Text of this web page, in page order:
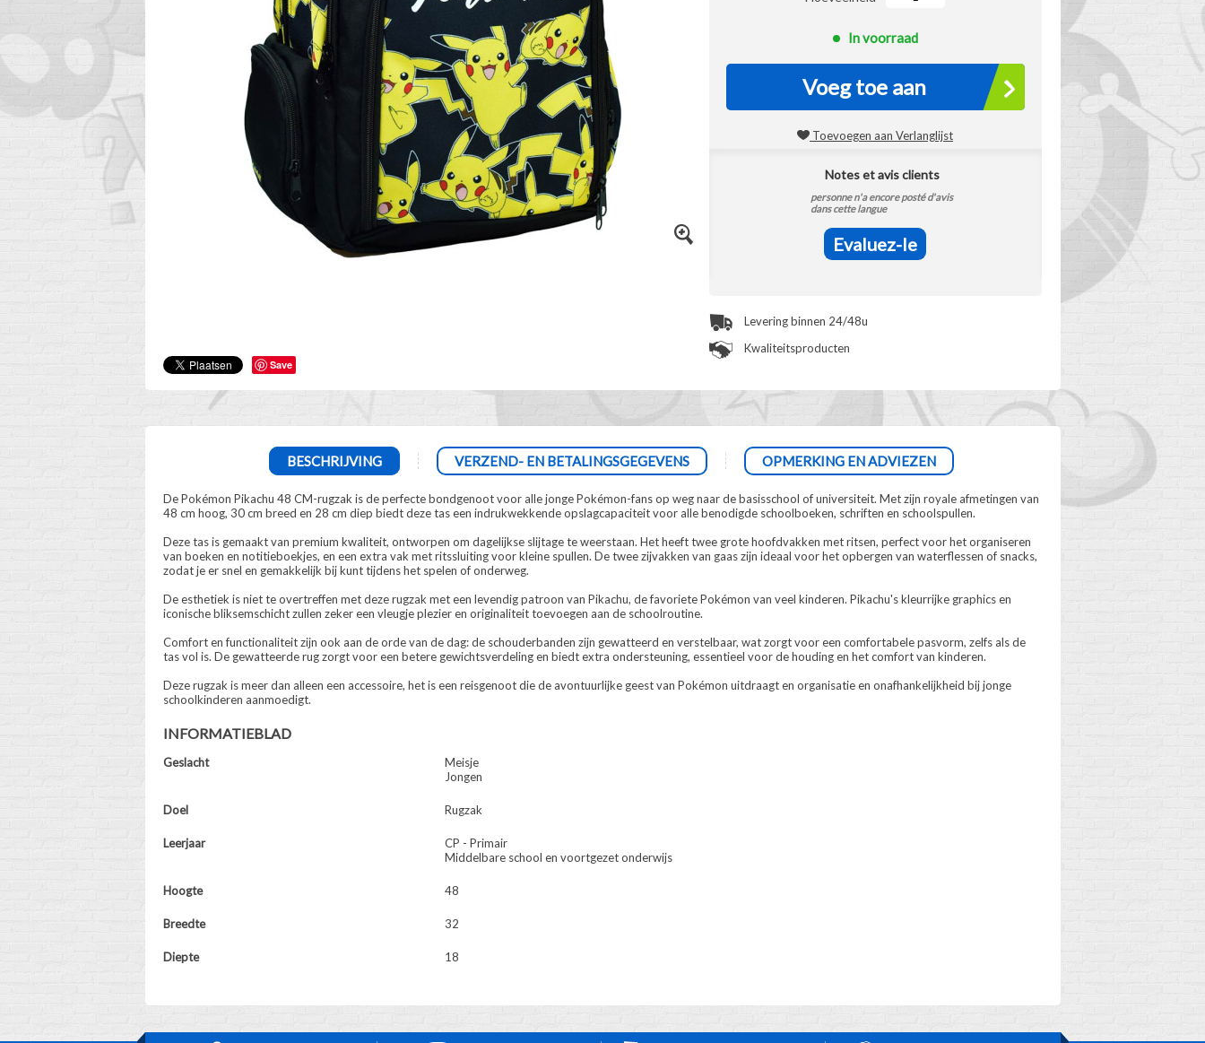
Save
In voorraad
Voeg toe aan
winkelwagen
Toevoegen aan Verlanglijst
Notes et avis clients
personne n'a encore posté d'avis
dans cette langue
Evaluez-le
Levering binnen 24/48u
Kwaliteitsproducten
BESCHRIJVING VERZEND- EN BETALINGSGEGEVENS OPMERKING EN ADVIEZEN
De Pokémon Pikachu 48 CM-rugzak is de perfecte bondgenoot voor alle jonge Pokémon-fans op weg naar de basisschool of universiteit. Met zijn royale afmetingen van
48 cm hoog, 30 cm breed en 28 cm diep biedt deze tas een indrukwekkende opslagcapaciteit voor alle benodigde schoolboeken, schriften en schoolspullen.
Deze tas is gemaakt van premium kwaliteit, ontworpen om dagelijkse slijtage te weerstaan. Het heeft twee grote hoofdvakken met ritsen, perfect voor het organiseren
van boeken en notitieboekjes, en een extra vak met ritssluiting voor kleine spullen. De twee zijvakken van gaas zijn ideaal voor het opbergen van waterflessen of snacks,
zodat je er snel en gemakkelijk bij kunt tijdens het spelen of onderweg.
De esthetiek is niet te overtreffen met deze rugzak met een levendig patroon van Pikachu, de favoriete Pokémon van veel kinderen. Pikachu's kleurrijke graphics en
iconische bliksemschicht zullen zeker een vleugje plezier en originaliteit toevoegen aan de schoolroutine.
Comfort en functionaliteit zijn ook aan de orde van de dag: de schouderbanden zijn gewatteerd en verstelbaar, wat zorgt voor een comfortabele pasvorm, zelfs als de
tas vol is. De gewatteerde rug zorgt voor een betere gewichtsverdeling en biedt extra ondersteuning, essentieel voor de houding en het comfort van kinderen.
Deze rugzak is meer dan alleen een accessoire, het is een reisgenoot die de avontuurlijke geest van Pokémon uitdraagt en organisatie en onafhankelijkheid bij jonge
schoolkinderen aanmoedigt.
INFORMATIEBLAD
Geslacht
Meisje
Jongen
Doel Rugzak
Leerjaar
CP - Primair
Middelbare school en voortgezet onderwijs
Hoogte 48
Breedte 32
Diepte 18